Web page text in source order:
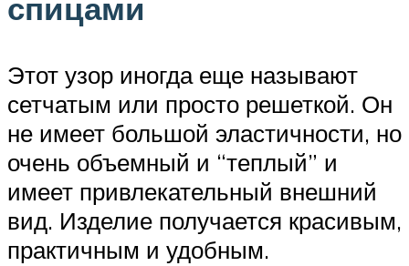
спицами
Этот узор иногда еще называют
сетчатым или просто решеткой. Он
не имеет большой эластичности, но
очень объемный и “теплый” и
имеет привлекательный внешний
вид. Изделие получается красивым,
практичным и удобным.